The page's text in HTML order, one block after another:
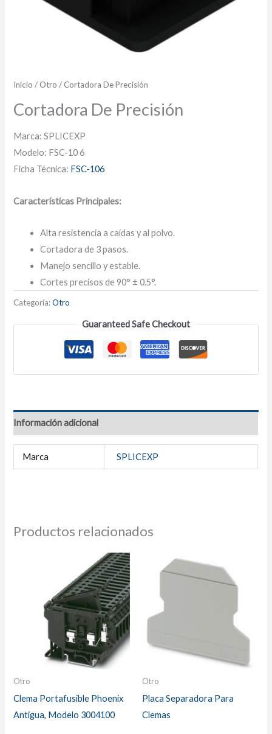
Inicio / Otro / Cortadora De Precisión
Cortadora De Precisión
Marca: SPLICEXP
Modelo: FSC-10 6
Ficha Técnica: FSC-106
Características Principales:
Alta resistencia a caídas y al polvo.
Cortadora de 3 pasos.
Manejo sencillo y estable.
Cortes precisos de 90° ± 0.5°.
Categoría:Otro
Guaranteed Safe Checkout
Información adicional
Marca SPLICEXP
Productos relacionados
Otro
Clema Portafusible Phoenix
Antigua, Modelo 3004100
Otro
Placa Separadora Para
Clemas